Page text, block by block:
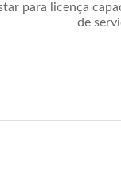
para licença
de